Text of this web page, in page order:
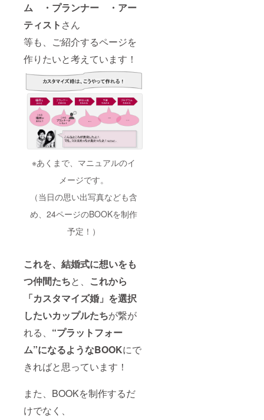
ム ・ プランナー ・ アー
ティスト さん
等も、ご紹介するページを
作りたいと考えています！
※あくまで、マニュアルのイ
メージです。
（当日の思い出写真なども含
め、24ページのBOOKを制作
予定！）
これを、結婚式に想いをも
つ仲間たちと、 これから
「カスタマイズ婚」を選択
したいカップルたちが繋が
れる、 “プラットフォー
ム”になるようなBOOKにで
きればと思っています！
また、BOOKを制作するだ
けでなく、